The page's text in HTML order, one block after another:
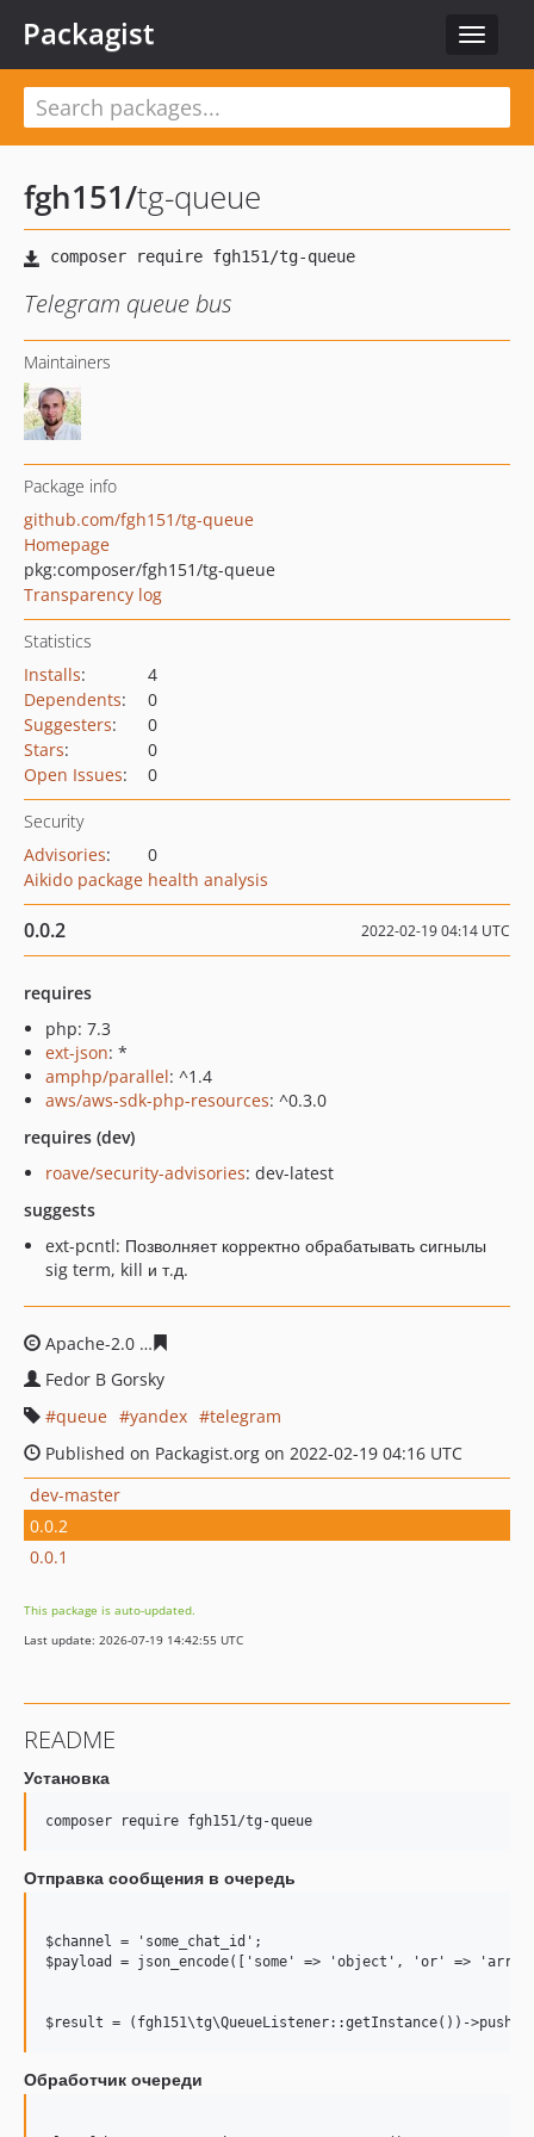
Toggle
Packagist
fgh151/tg-queue
Telegram queue bus
Maintainers
Package info
github.com/fgh151/tg-queue
Homepage
pkg:composer/fgh151/tg-queue
Transparency log
Statistics
Installs:
4
Dependents:
0
Suggesters:
0
Stars:
0
Open Issues: 0
Security
Advisories:
0
Aikido package health analysis
0.0.2 2022-02-19 04:14 UTC
requires
php: 7.3
ext-json: *
amphp/parallel: ^1.4
aws/aws-sdk-php-resources: ^0.3.0
requires (dev)
roave/security-advisories: dev-latest
suggests
ext-pcntl: Позволняет корректно обрабатывать сигнылы
sig term, kill и т.д.
Apache-2.0
Fedor B Gorsky
queue
yandex
telegram
Published on Packagist.org on 2022-02-19 04:16 UTC
dev-master
0.0.2
0.0.1
This package is auto-updated.
Last update: 2026-07-19 14:42:55 UTC
README
Установка
composer require fgh151/tg-queue
Отправка сообщения в очередь
$channel = 'some_chat_id';
$payload = json_encode(['some' => 'object', 'or' =>
Обработчик очереди